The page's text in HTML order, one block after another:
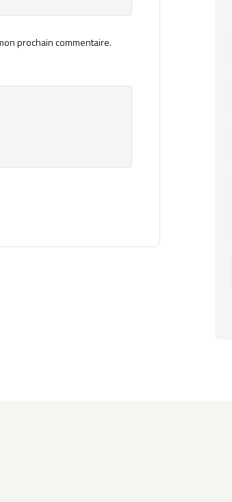
prochain commentaire.